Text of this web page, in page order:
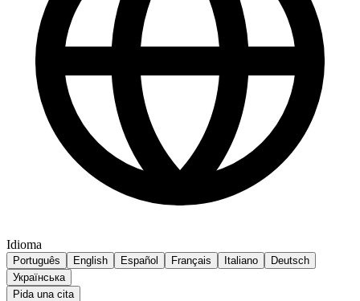
Idioma
Português English Español Français Italiano
Deutsch
Українська
Pida una cita